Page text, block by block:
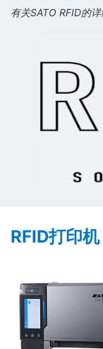
有关SATO RFID的
RFID打印机